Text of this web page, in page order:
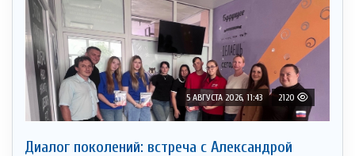
5 АВГУСТА 2026, 11:43 2120
Диалог поколений: встреча с Александрой